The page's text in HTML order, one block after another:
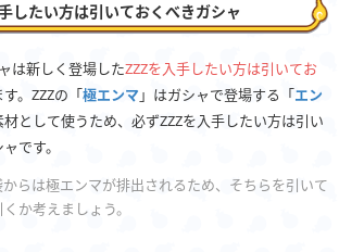
したい方は引いておくべきガシャ
は新しく登場したZZZを入手したい方は引いてお
。ZZZの「極エンマ 」はガシャで登場する「エン
材として使うため、必ずZZZを入手したい方は引い
です。
らは極エンマが排出されるため、そちらを引いて
か考えましょう。